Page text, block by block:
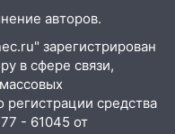
посадили в
в Волге
самый
ждет каждый
авторов.
зарегистрирован
в сфере связи,
средства
- 61045 от